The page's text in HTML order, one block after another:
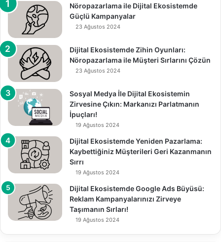
Nöropazarlama ile Dijital Ekosistemde
Güçlü Kampanyalar
23 Ağustos 2024
Dijital Ekosistemde Zihin Oyunları:
Nöropazarlama ile Müşteri Sırlarını Çözün
23 Ağustos 2024
Sosyal Medya İle Dijital Ekosistemin
Zirvesine Çıkın: Markanızı Parlatmanın
İpuçları!
19 Ağustos 2024
Dijital Ekosistemde Yeniden Pazarlama:
Kaybettiğiniz Müşterileri Geri Kazanmanın
Sırrı
19 Ağustos 2024
Dijital Ekosistemde Google Ads Büyüsü:
Reklam Kampanyalarınızı Zirveye
Taşımanın Sırları!
19 Ağustos 2024